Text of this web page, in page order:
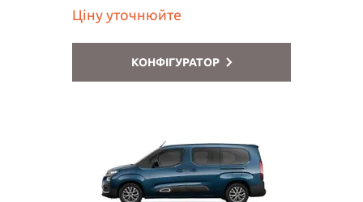
Ціну уточнюйте
КОНФІГУРАТОР